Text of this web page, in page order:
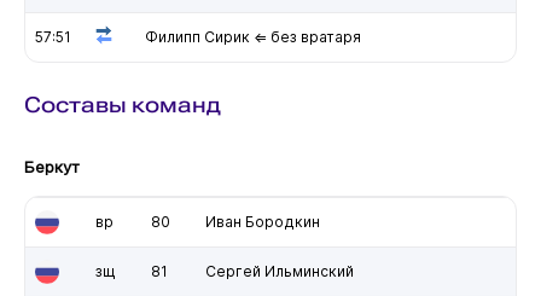
57:51 Филипп Сирик ⇐ без вратаря
Составы команд
Беркут
вр 80 Иван Бородкин
зщ 81 Сергей Ильминский